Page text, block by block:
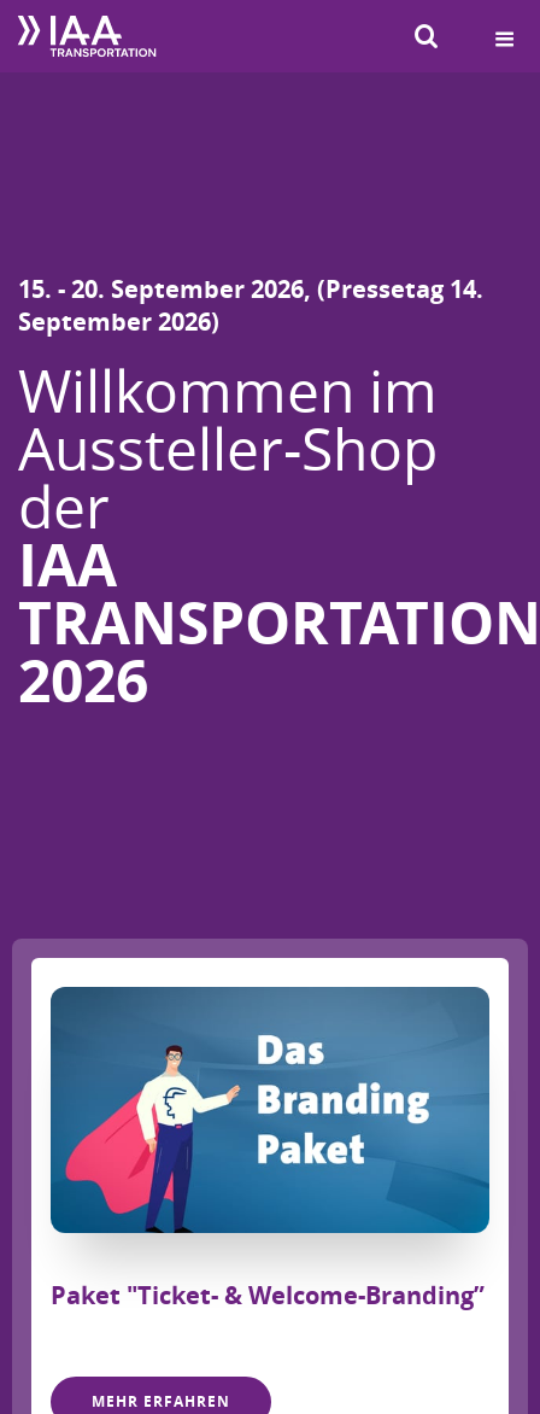
15. - 20. September 2026, (Pressetag 14.
September 2026)
Willkommen im
Aussteller-Shop
der
IAA
TRANSPORTATION
2026
Paket "Ticket- & Welcome-Branding”
MEHR ERFAHREN